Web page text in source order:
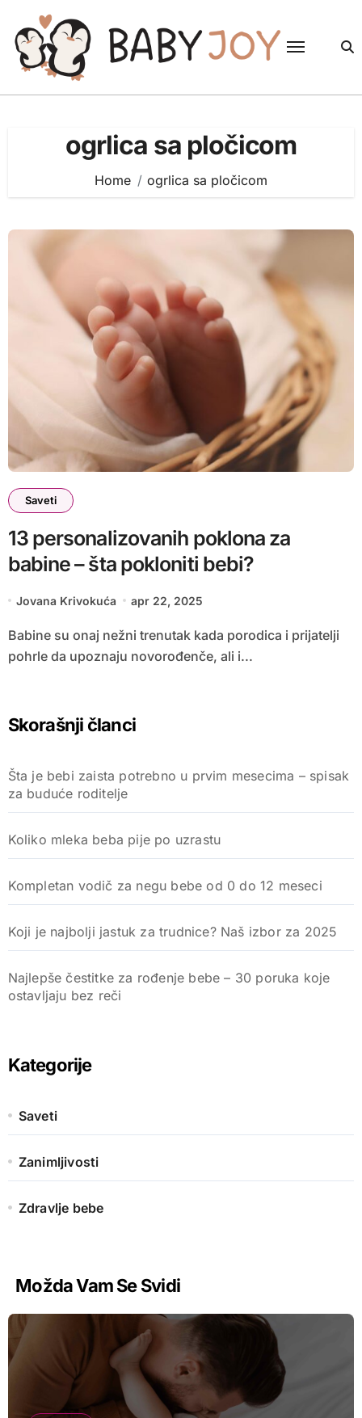
content
ogrlica sa pločicom
Home ogrlica sa pločicom
Saveti
13 personalizovanih poklona za
babine – šta pokloniti bebi?
Jovana Krivokuća apr 22, 2025
Babine su onaj nežni trenutak kada porodica i prijatelji
pohrle da upoznaju novorođenče, ali i...
Skorašnji članci
Šta je bebi zaista potrebno u prvim mesecima – spisak
za buduće roditelje
Koliko mleka beba pije po uzrastu
Kompletan vodič za negu bebe od 0 do 12 meseci
Koji je najbolji jastuk za trudnice? Naš izbor za 2025
Najlepše čestitke za rođenje bebe – 30 poruka koje
ostavljaju bez reči
Kategorije
Saveti
Zanimljivosti
Zdravlje bebe
Možda Vam Se Svidi